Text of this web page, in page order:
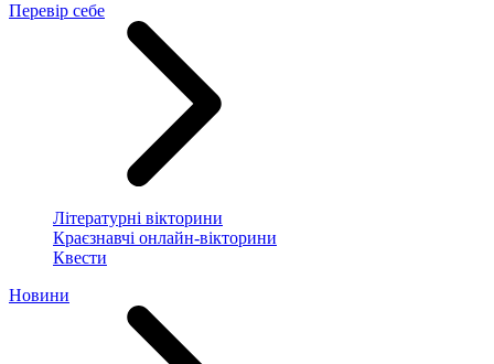
Перевір себе
Літературні вікторини
Краєзнавчі онлайн-вікторини
Квести
Новини